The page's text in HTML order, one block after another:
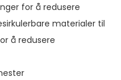
for å redusere
materialer til
å redusere